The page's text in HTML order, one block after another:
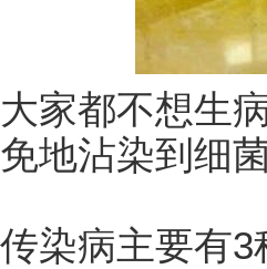
大家都不想生
免地沾染到细
传染病主要有